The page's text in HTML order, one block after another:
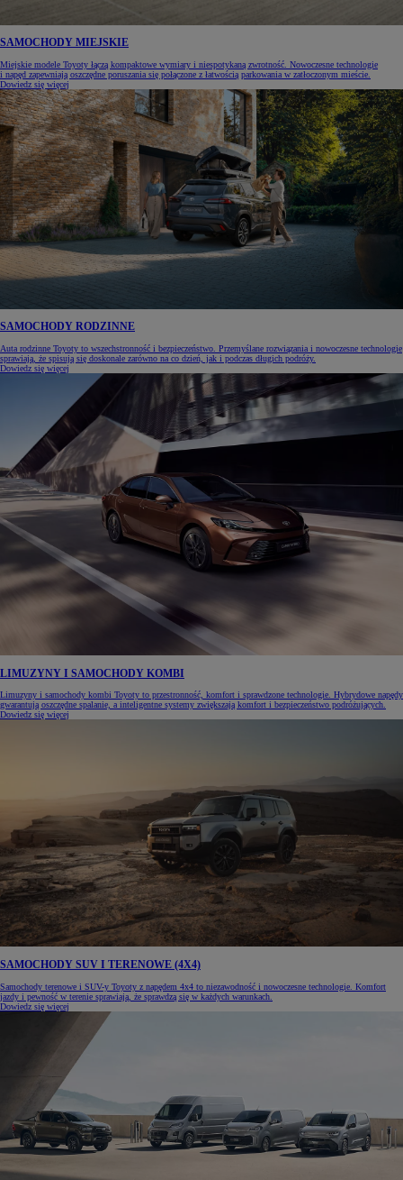
SAMOCHODY MIEJSKIE
Miejskie modele Toyoty łączą kompaktowe wymiary i niespotykaną zwrotność. Nowoczesne technologie
i napęd zapewniają oszczędne poruszania się połączone z łatwością parkowania w zatłoczonym mieście.
Dowiedz się więcej
SAMOCHODY RODZINNE
Auta rodzinne Toyoty to wszechstronność i bezpieczeństwo. Przemyślane rozwiązania i nowoczesne technologie
sprawiają, że spisują się doskonale zarówno na co dzień, jak i podczas długich podróży.
Dowiedz się więcej
LIMUZYNY I SAMOCHODY KOMBI
Limuzyny i samochody kombi Toyoty to przestronność, komfort i sprawdzone technologie. Hybrydowe napędy
gwarantują oszczędne spalanie, a inteligentne systemy zwiększają komfort i bezpieczeństwo podróżujących.
Dowiedz się więcej
SAMOCHODY SUV I TERENOWE (4X4)
Samochody terenowe i SUV-y Toyoty z napędem 4x4 to niezawodność i nowoczesne technologie. Komfort
jazdy i pewność w terenie sprawiają, że sprawdzą się w każdych warunkach.
Dowiedz się więcej